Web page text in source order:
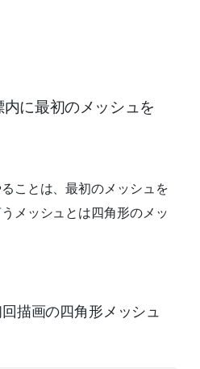
に最初のメッシュを
ことは、最初のメッシュを
メッシュとは四角形のメッ
描画の四角形メッシュ